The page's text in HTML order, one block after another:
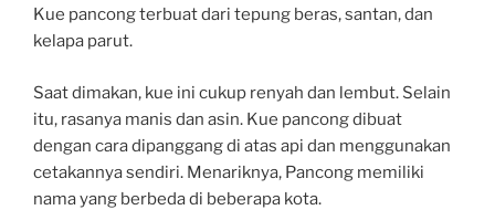
Kue pancong terbuat dari tepung beras, santan, dan
kelapa parut.
Saat dimakan, kue ini cukup renyah dan lembut. Selain
itu, rasanya manis dan asin. Kue pancong dibuat
dengan cara dipanggang di atas api dan menggunakan
cetakannya sendiri. Menariknya, Pancong memiliki
nama yang berbeda di beberapa kota.